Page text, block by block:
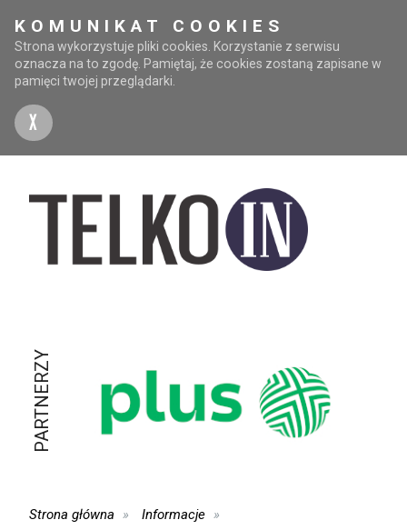
KOMUNIKAT COOKIES
Strona wykorzystuje pliki cookies. Korzystanie z serwisu
oznacza na to zgodę. Pamiętaj, że cookies zostaną zapisane w
pamięci twojej przeglądarki.
X
PARTNERZY
Strona główna
Informacje